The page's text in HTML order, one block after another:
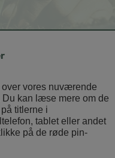
over vores nuværende
kan læse mere om de
titlerne i
tablet eller andet
på de røde pin-